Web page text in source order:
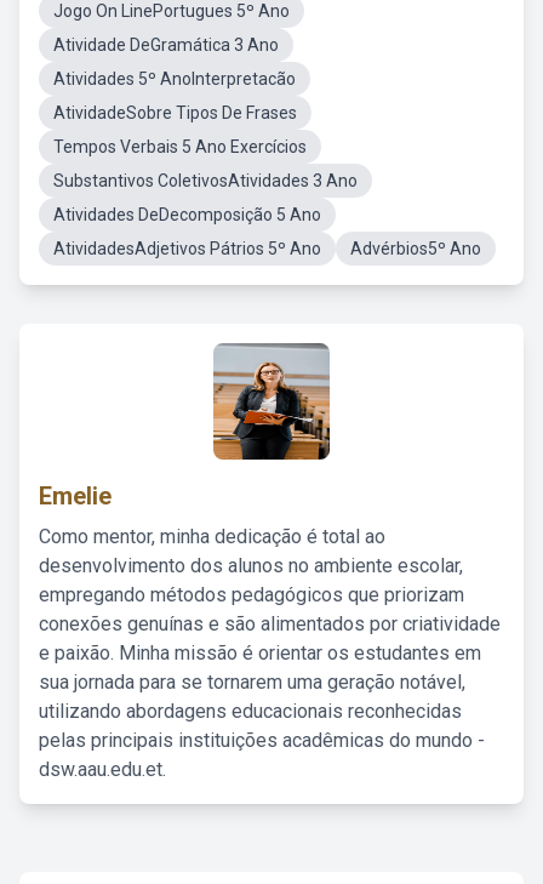
Jogo On LinePortugues 5º Ano
Atividade DeGramática 3 Ano
Atividades 5º AnoInterpretacão
AtividadeSobre Tipos De Frases
Tempos Verbais 5 Ano Exercícios
Substantivos ColetivosAtividades 3 Ano
Atividades DeDecomposição 5 Ano
AtividadesAdjetivos Pátrios 5º Ano
Advérbios5º Ano
Emelie
Como mentor, minha dedicação é total ao
desenvolvimento dos alunos no ambiente escolar,
empregando métodos pedagógicos que priorizam
conexões genuínas e são alimentados por criatividade
e paixão. Minha missão é orientar os estudantes em
sua jornada para se tornarem uma geração notável,
utilizando abordagens educacionais reconhecidas
pelas principais instituições acadêmicas do mundo -
dsw.aau.edu.et.